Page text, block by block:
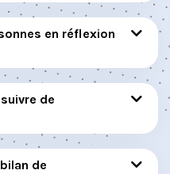
en réflexion
de
de